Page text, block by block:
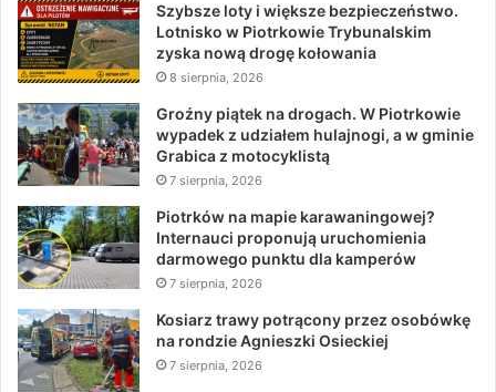
Szybsze loty i większe bezpieczeństwo.
Lotnisko w Piotrkowie Trybunalskim
zyska nową drogę kołowania
8 sierpnia, 2026
Groźny piątek na drogach. W Piotrkowie
wypadek z udziałem hulajnogi, a w gminie
Grabica z motocyklistą
7 sierpnia, 2026
Piotrków na mapie karawaningowej?
Internauci proponują uruchomienia
darmowego punktu dla kamperów
7 sierpnia, 2026
Kosiarz trawy potrącony przez osobówkę
na rondzie Agnieszki Osieckiej
7 sierpnia, 2026